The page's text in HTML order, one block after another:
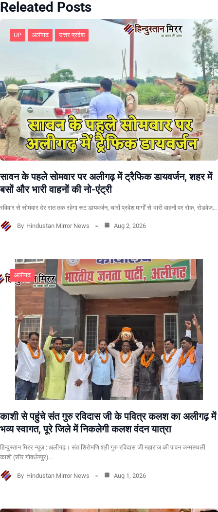
Releated Posts
UP अलीगढ उत्तर प्रदेश
सावन के पहले सोमवार पर अलीगढ़ में ट्रैफिक डायवर्जन, शहर में
बसों और भारी वाहनों की नो-एंट्री
रविवार से सोमवार देर रात तक रहेगा रूट डायवर्जन, चारों प्रवेश मार्गों से भारी वाहनों पर रोक, रोडवेज…
By Hindustan Mirror News Aug 2, 2026
अलीगढ
काशी से पहुंचे संत गुरु रविदास जी के पवित्र कलश का अलीगढ़ में
भव्य स्वागत, पूरे जिले में निकलेगी कलश वंदन यात्रा
हिन्दुस्तान मिरर न्यूज़ : अलीगढ़। संत शिरोमणि श्री गुरु रविदास जी महाराज की पावन जन्मस्थली
काशी (सीर गोवर्धनपुर)…
By Hindustan Mirror News Aug 1, 2026